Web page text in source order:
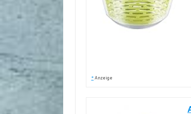
* Anzeige